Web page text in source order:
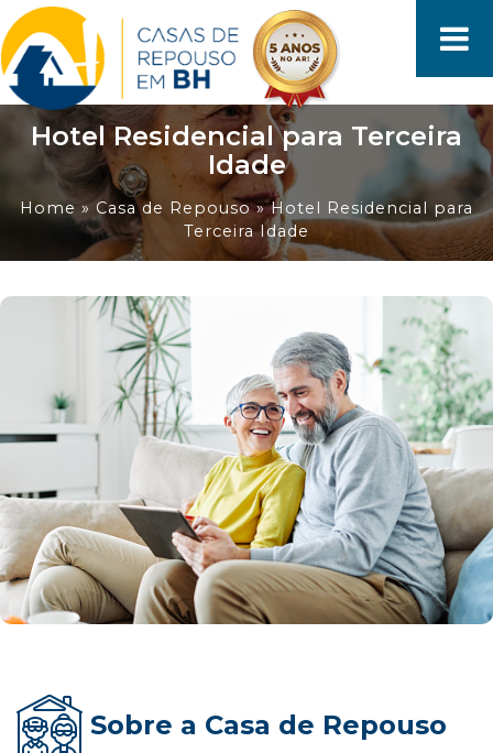
Hotel Residencial para Terceira
Idade
Home » Casa de Repouso»Hotel Residencial para
Terceira Idade
Sobre a Casa de Repouso